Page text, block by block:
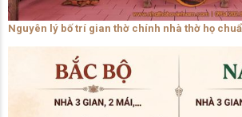
Nguyên lý bố trí gian thờ chính nhà thờ họ